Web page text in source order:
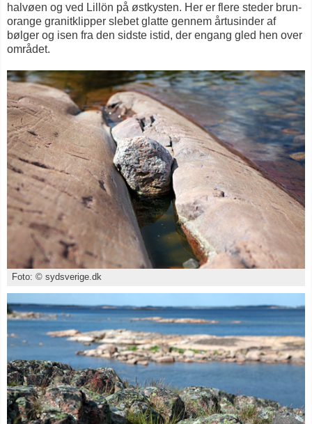
halvøen og ved Lillön på østkysten. Her er flere steder brun-
orange granitklipper slebet glatte gennem årtusinder af
bølger og isen fra den sidste istid, der engang gled hen over
området.
Foto: © sydsverige.dk